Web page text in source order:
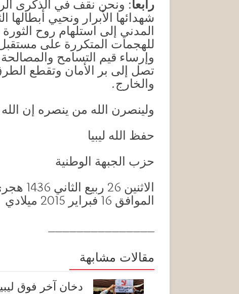
رابعاً: ونحن نقف في الذكرى
شهدائها الأبرار ونحيي
المدني إلى استلهام روح
للهجمات المتكررة على مستقبل
وإرساء قيم التسامح
تصل إلى بر الأمان وتقطع
والخارج.
ولينصرن الله من ينصره إن
حفظ الله ليبيا
حزب الجبهة الوطنية
الاثنين 26 ربيع الثاني 1436 هجري
الموافق 16 فبراير 2015 ميلادي
_______________
مقالات مشابهة
دخان آخر فوق